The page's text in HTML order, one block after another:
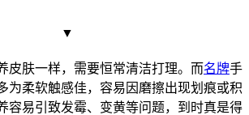
▼
皮肤一样，需要恒常清洁打理。而名牌手
为柔软触感佳，容易因磨擦出现划痕或积
容易引致发霉、变黄等问题，到时真是得